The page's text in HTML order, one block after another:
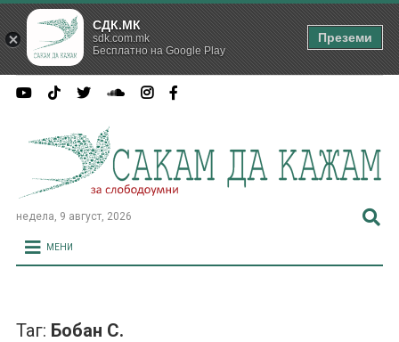
недела, 9 август, 2026
МЕНИ
Таг: Бобан С.
СДК.МК
sdk.com.mk
Бесплатно на Google Play
Преземи